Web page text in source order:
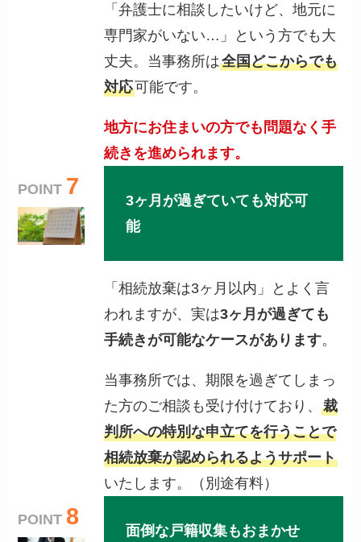
「弁護士に相談したいけど、地元に
専門家がいない…」という方でも大
丈夫。当事務所は全国どこからでも
対応可能です。
地方にお住まいの方でも問題なく手
続きを進められます。
POINT 7
3ヶ月が過ぎていても対応可
能
「相続放棄は3ヶ月以内」とよく言
われますが、実は3ヶ月が過ぎても
手続きが可能なケースがあります。
当事務所では、期限を過ぎてしまっ
た方のご相談も受け付けており、裁
判所への特別な申立てを行うことで
相続放棄が認められるようサポート
いたします。（別途有料）
POINT 8
面倒な戸籍収集もおまかせ